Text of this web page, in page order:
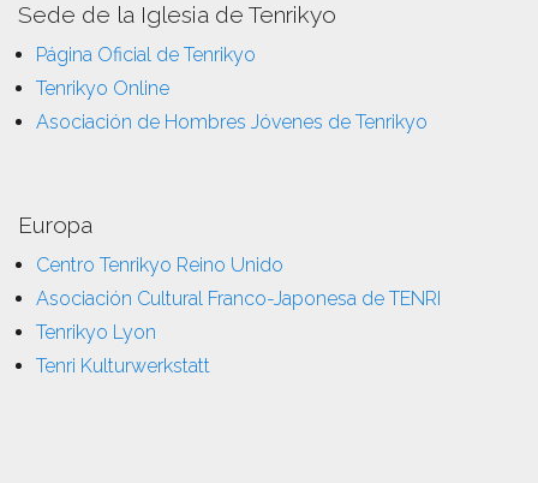
Sede de la Iglesia de Tenrikyo
Página Oficial de Tenrikyo
Tenrikyo Online
Asociación de Hombres Jóvenes de Tenrikyo
Europa
Centro Tenrikyo Reino Unido
Asociación Cultural Franco-Japonesa de TENRI
Tenrikyo Lyon
Tenri Kulturwerkstatt